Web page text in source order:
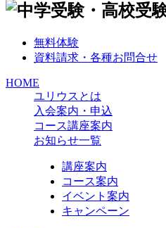
無料体験
資料請求・各種お問合せ
HOME
ユリウスとは
入会案内・申込
コース講座案内
お知らせ一覧
講座案内
コース案内
イベント案内
キャンペーン